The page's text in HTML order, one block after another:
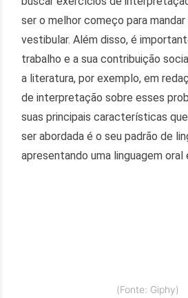
ser o melhor começo para mandar
vestibular. Além disso, é
trabalho e a sua contribuição
a literatura, por exemplo, em
de interpretação sobre esses
suas principais características
ser abordada é o seu padrão de
apresentando uma linguagem oral
(Fonte: Giphy)